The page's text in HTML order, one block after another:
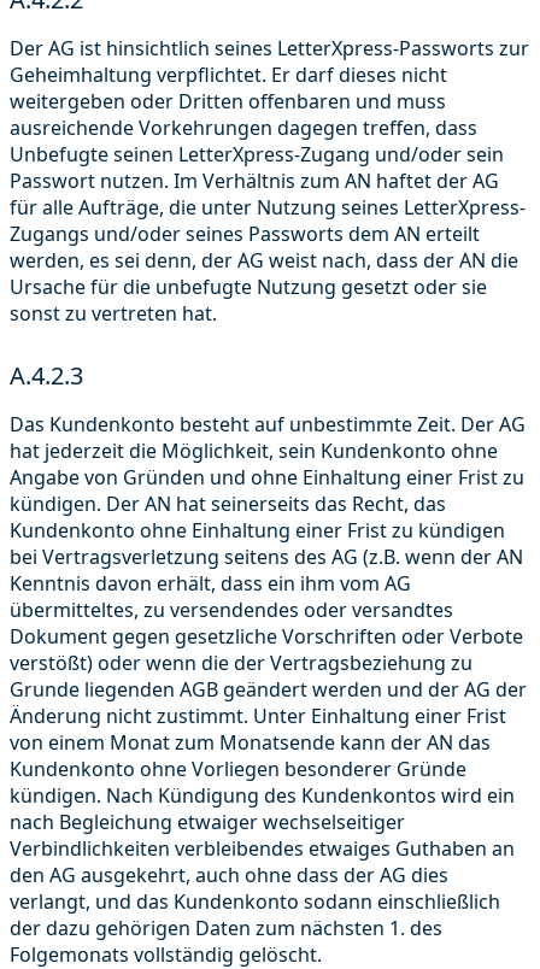
Der AG ist hinsichtlich seines LetterXpress-Passworts zur
Geheimhaltung verpflichtet. Er darf dieses nicht
weitergeben oder Dritten offenbaren und muss
ausreichende Vorkehrungen dagegen treffen, dass
Unbefugte seinen LetterXpress-Zugang und/oder sein
Passwort nutzen. Im Verhältnis zum AN haftet der AG
für alle Aufträge, die unter Nutzung seines LetterXpress-
Zugangs und/oder seines Passworts dem AN erteilt
werden, es sei denn, der AG weist nach, dass der AN die
Ursache für die unbefugte Nutzung gesetzt oder sie
sonst zu vertreten hat.
A.4.2.3
Das Kundenkonto besteht auf unbestimmte Zeit. Der AG
hat jederzeit die Möglichkeit, sein Kundenkonto ohne
Angabe von Gründen und ohne Einhaltung einer Frist zu
kündigen. Der AN hat seinerseits das Recht, das
Kundenkonto ohne Einhaltung einer Frist zu kündigen
bei Vertragsverletzung seitens des AG (z.B. wenn der AN
Kenntnis davon erhält, dass ein ihm vom AG
übermitteltes, zu versendendes oder versandtes
Dokument gegen gesetzliche Vorschriften oder Verbote
verstößt) oder wenn die der Vertragsbeziehung zu
Grunde liegenden AGB geändert werden und der AG der
Änderung nicht zustimmt. Unter Einhaltung einer Frist
von einem Monat zum Monatsende kann der AN das
Kundenkonto ohne Vorliegen besonderer Gründe
kündigen. Nach Kündigung des Kundenkontos wird ein
nach Begleichung etwaiger wechselseitiger
Verbindlichkeiten verbleibendes etwaiges Guthaben an
den AG ausgekehrt, auch ohne dass der AG dies
verlangt, und das Kundenkonto sodann einschließlich
der dazu gehörigen Daten zum nächsten 1. des
Folgemonats vollständig gelöscht.